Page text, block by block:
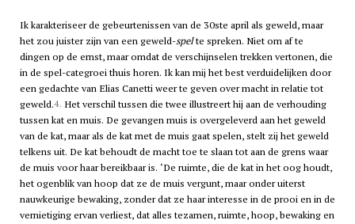
Ik karakteriseer de gebeurtenissen van de 30ste april als geweld, maar
het zou juister zijn van een geweld-spelte spreken. Niet om af te
dingen op de ernst, maar omdat de verschijnselen trekken vertonen, die
in de spel-categroei thuis horen. Ik kan mij het best verduidelijken door
een gedachte van Elias Canetti weer te geven over macht in relatie tot
geweld.4. Het verschil tussen die twee illustreert hij aan de verhouding
tussen kat en muis. De gevangen muis is overgeleverd aan het geweld
van de kat, maar als de kat met de muis gaat spelen, stelt zij het geweld
telkens uit. De kat behoudt de macht toe te slaan tot aan de grens waar
de muis voor haar bereikbaar is. ‘De ruimte, die de kat in het oog houdt,
het ogenblik van hoop dat ze de muis vergunt, maar onder uiterst
nauwkeurige bewaking, zonder dat ze haar interesse in de prooi en in de
vernietiging ervan verliest, dat alles tezamen, ruimte, hoop, bewaking en